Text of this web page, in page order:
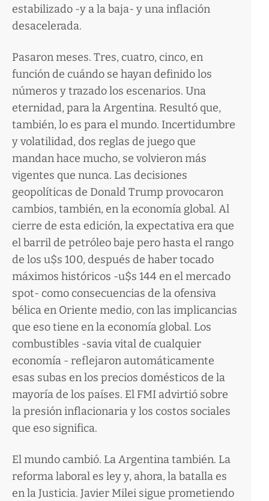
estabilizado -y a la baja- y una inflación
desacelerada.
Pasaron meses. Tres, cuatro, cinco, en
función de cuándo se hayan definido los
números y trazado los escenarios. Una
eternidad, para la Argentina. Resultó que,
también, lo es para el mundo. Incertidumbre
y volatilidad, dos reglas de juego que
mandan hace mucho, se volvieron más
vigentes que nunca. Las decisiones
geopolíticas de Donald Trump provocaron
cambios, también, en la economía global. Al
cierre de esta edición, la expectativa era que
el barril de petróleo baje pero hasta el rango
de los u$s 100, después de haber tocado
máximos históricos -u$s 144 en el mercado
spot- como consecuencias de la ofensiva
bélica en Oriente medio, con las implicancias
que eso tiene en la economía global. Los
combustibles -savia vital de cualquier
economía - reflejaron automáticamente
esas subas en los precios domésticos de la
mayoría de los países. El FMI advirtió sobre
la presión inflacionaria y los costos sociales
que eso significa.
El mundo cambió. La Argentina también. La
reforma laboral es ley y, ahora, la batalla es
en la Justicia. Javier Milei sigue prometiendo